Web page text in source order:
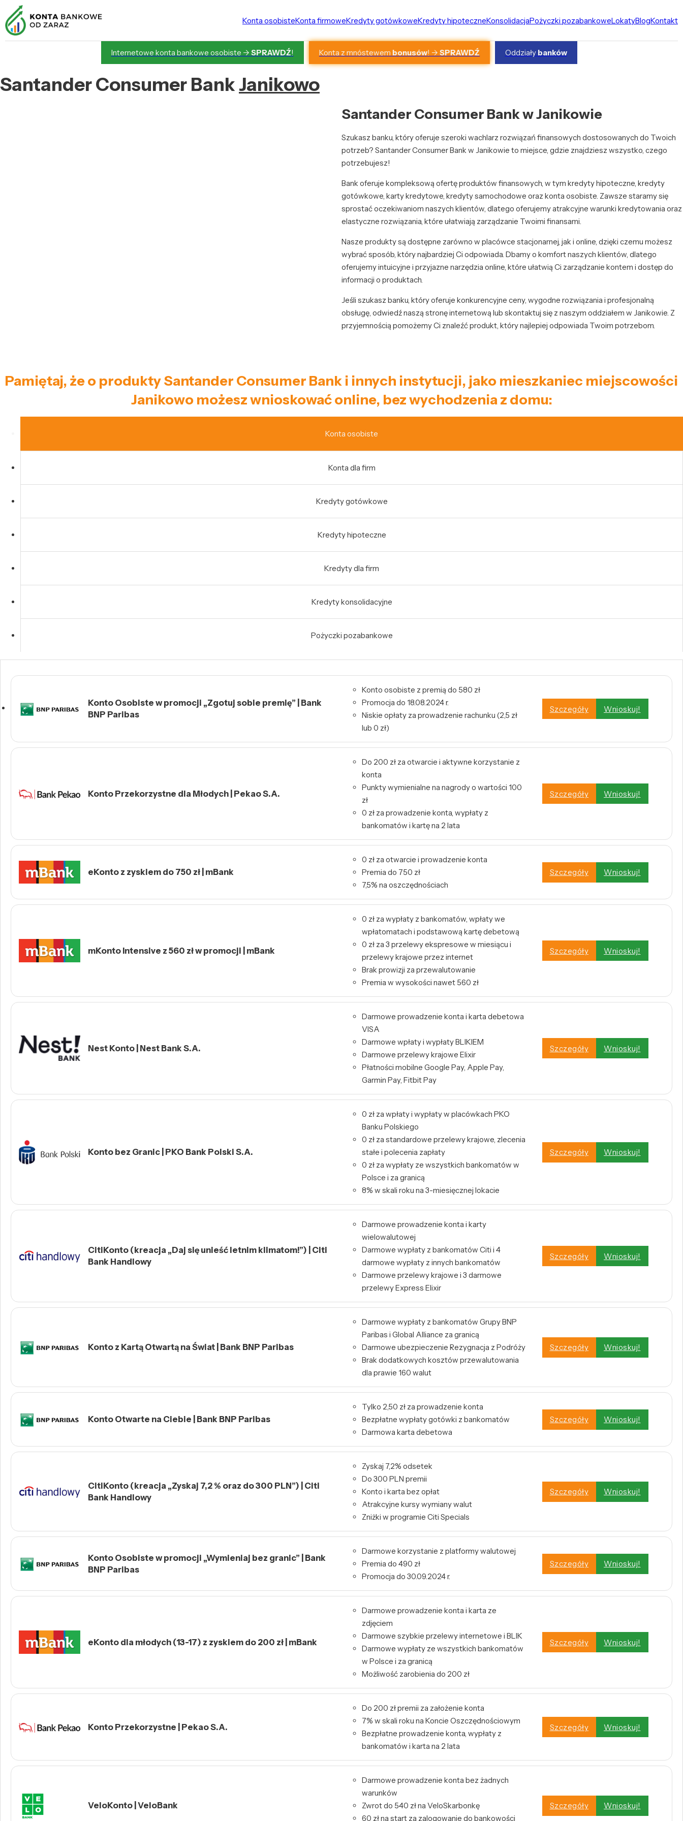
Konta osobisteKonta firmoweKredyty gotówkoweKredyty hipoteczneKonsolidacjaPożyczki pozabankoweLokatyBlogKontakt
Internetowe konta bankowe osobiste -> SPRAWDŹ! Konta z mnóstewem bonusów! ->SPRAWDŹ Oddziały banków
Santander Consumer Bank Janikowo
Santander Consumer Bank w Janikowie
Szukasz banku, który oferuje szeroki wachlarz rozwiązań finansowych dostosowanych do Twoich
potrzeb? Santander Consumer Bank w Janikowie to miejsce, gdzie znajdziesz wszystko, czego
potrzebujesz!
Bank oferuje kompleksową ofertę produktów finansowych, w tym kredyty hipoteczne, kredyty
gotówkowe, karty kredytowe, kredyty samochodowe oraz konta osobiste. Zawsze staramy się
sprostać oczekiwaniom naszych klientów, dlatego oferujemy atrakcyjne warunki kredytowania oraz
elastyczne rozwiązania, które ułatwiają zarządzanie Twoimi finansami.
Nasze produkty są dostępne zarówno w placówce stacjonarnej, jak i online, dzięki czemu możesz
wybrać sposób, który najbardziej Ci odpowiada. Dbamy o komfort naszych klientów, dlatego
oferujemy intuicyjne i przyjazne narzędzia online, które ułatwią Ci zarządzanie kontem i dostęp do
informacji o produktach.
Jeśli szukasz banku, który oferuje konkurencyjne ceny, wygodne rozwiązania i profesjonalną
obsługę, odwiedź naszą stronę internetową lub skontaktuj się z naszym oddziałem w Janikowie. Z
przyjemnością pomożemy Ci znaleźć produkt, który najlepiej odpowiada Twoim potrzebom.
Pamiętaj, że o produkty Santander Consumer Bank i innych instytucji, jako mieszkaniec miejscowości
Janikowo możesz wnioskować online, bez wychodzenia z domu:
Konta osobiste
Konta dla firm
Kredyty gotówkowe
Kredyty hipoteczne
Kredyty dla firm
Kredyty konsolidacyjne
Pożyczki pozabankowe
Konto Osobiste w promocji „Zgotuj sobie premię” | Bank
BNP Paribas
Konto osobiste z premią do 580 zł
Promocja do 18.08.2024 r.
Niskie opłaty za prowadzenie rachunku (2,5 zł
lub 0 zł)
Szczegóły Wnioskuj!
Konto Przekorzystne dla Młodych | Pekao S.A.
Do 200 zł za otwarcie i aktywne korzystanie z
konta
Punkty wymienialne na nagrody o wartości 100
zł
0 zł za prowadzenie konta, wypłaty z
bankomatów i kartę na 2 lata
Szczegóły Wnioskuj!
eKonto z zyskiem do 750 zł | mBank
0 zł za otwarcie i prowadzenie konta
Premia do 750 zł
7,5% na oszczędnościach
Szczegóły Wnioskuj!
mKonto Intensive z 560 zł w promocji | mBank
0 zł za wypłaty z bankomatów, wpłaty we
wpłatomatach i podstawową kartę debetową
0 zł za 3 przelewy ekspresowe w miesiącu i
przelewy krajowe przez internet
Brak prowizji za przewalutowanie
Premia w wysokości nawet 560 zł
Szczegóły Wnioskuj!
Nest Konto | Nest Bank S.A.
Darmowe prowadzenie konta i karta debetowa
VISA
Darmowe wpłaty i wypłaty BLIKIEM
Darmowe przelewy krajowe Elixir
Płatności mobilne Google Pay, Apple Pay,
Garmin Pay, Fitbit Pay
Szczegóły Wnioskuj!
Konto bez Granic | PKO Bank Polski S.A.
0 zł za wpłaty i wypłaty w placówkach PKO
Banku Polskiego
0 zł za standardowe przelewy krajowe, zlecenia
stałe i polecenia zapłaty
0 zł za wypłaty ze wszystkich bankomatów w
Polsce i za granicą
8% w skali roku na 3-miesięcznej lokacie
Szczegóły Wnioskuj!
CitiKonto (kreacja „Daj się unieść letnim klimatom!”) | Citi
Bank Handlowy
Darmowe prowadzenie konta i karty
wielowalutowej
Darmowe wypłaty z bankomatów Citi i 4
darmowe wypłaty z innych bankomatów
Darmowe przelewy krajowe i 3 darmowe
przelewy Express Elixir
Szczegóły Wnioskuj!
Konto z Kartą Otwartą na Świat | Bank BNP Paribas
Darmowe wypłaty z bankomatów Grupy BNP
Paribas i Global Alliance za granicą
Darmowe ubezpieczenie Rezygnacja z Podróży
Brak dodatkowych kosztów przewalutowania
dla prawie 160 walut
Szczegóły Wnioskuj!
Konto Otwarte na Ciebie | Bank BNP Paribas
Tylko 2,50 zł za prowadzenie konta
Bezpłatne wypłaty gotówki z bankomatów
Darmowa karta debetowa
Szczegóły Wnioskuj!
CitiKonto (kreacja „Zyskaj 7,2 % oraz do 300 PLN”) | Citi
Bank Handlowy
Zyskaj 7,2% odsetek
Do 300 PLN premii
Konto i karta bez opłat
Atrakcyjne kursy wymiany walut
Zniżki w programie Citi Specials
Szczegóły Wnioskuj!
Konto Osobiste w promocji „Wymieniaj bez granic” | Bank
BNP Paribas
Darmowe korzystanie z platformy walutowej
Premia do 490 zł
Promocja do 30.09.2024 r.
Szczegóły Wnioskuj!
eKonto dla młodych (13-17) z zyskiem do 200 zł | mBank
Darmowe prowadzenie konta i karta ze
zdjęciem
Darmowe szybkie przelewy internetowe i BLIK
Darmowe wypłaty ze wszystkich bankomatów
w Polsce i za granicą
Możliwość zarobienia do 200 zł
Szczegóły Wnioskuj!
Konto Przekorzystne | Pekao S.A.
Do 200 zł premii za założenie konta
7% w skali roku na Koncie Oszczędnościowym
Bezpłatne prowadzenie konta, wypłaty z
bankomatów i karta na 2 lata
Szczegóły Wnioskuj!
VeloKonto | VeloBank
Darmowe prowadzenie konta bez żadnych
warunków
Zwrot do 540 zł na VeloSkarbonkę
60 zł na start za zalogowanie do bankowości
Szczegóły Wnioskuj!